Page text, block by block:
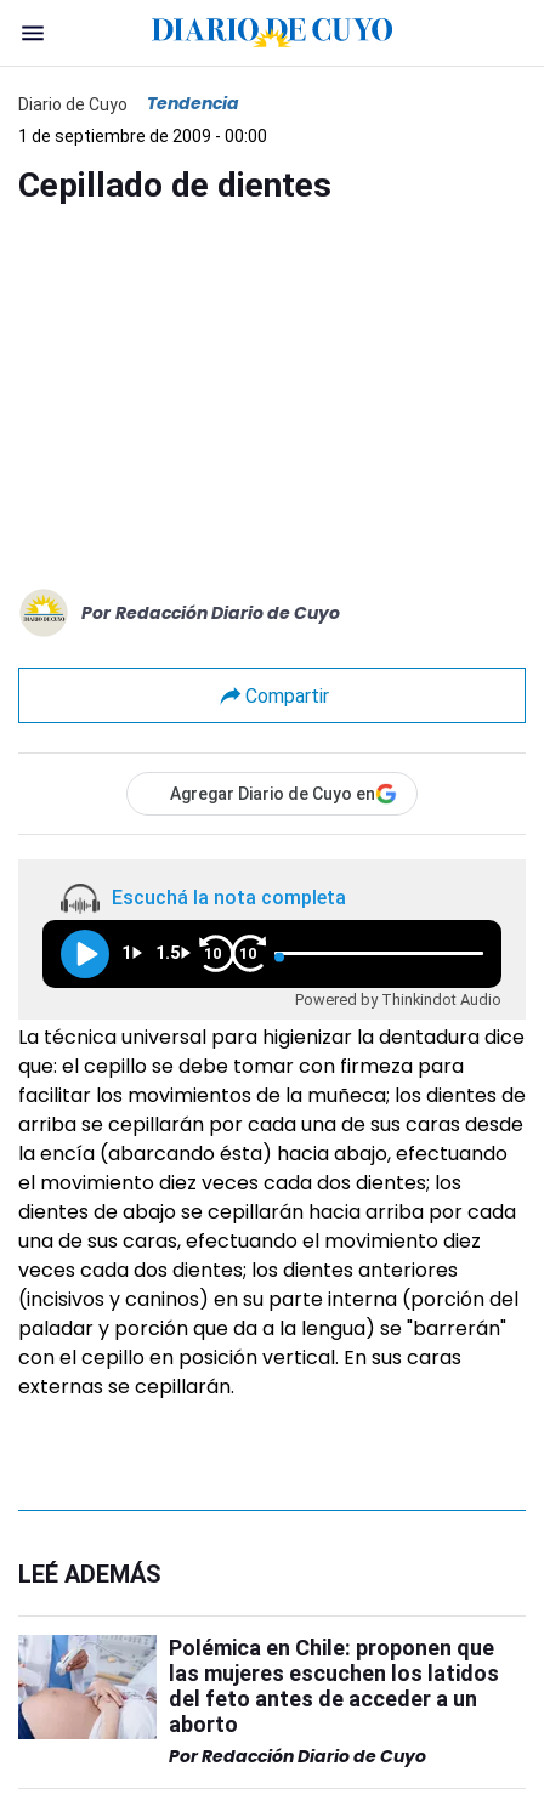
Diario de Cuyo Tendencia
1 de septiembre de 2009 - 00:00
Cepillado de dientes
Por Redacción Diario de Cuyo
Compartir
Agregar Diario de Cuyo en
Escuchá la nota completa
1 1.5 10 10
Powered by Thinkindot Audio
La técnica universal para higienizar la dentadura dice
que: el cepillo se debe tomar con firmeza para
facilitar los movimientos de la muñeca; los dientes de
arriba se cepillarán por cada una de sus caras desde
la encía (abarcando ésta) hacia abajo, efectuando
el movimiento diez veces cada dos dientes; los
dientes de abajo se cepillarán hacia arriba por cada
una de sus caras, efectuando el movimiento diez
veces cada dos dientes; los dientes anteriores
(incisivos y caninos) en su parte interna (porción del
paladar y porción que da a la lengua) se "barrerán"
con el cepillo en posición vertical. En sus caras
externas se cepillarán.
LEÉ ADEMÁS
Polémica en Chile: proponen que
las mujeres escuchen los latidos
del feto antes de acceder a un
aborto
PorRedacción Diario de Cuyo